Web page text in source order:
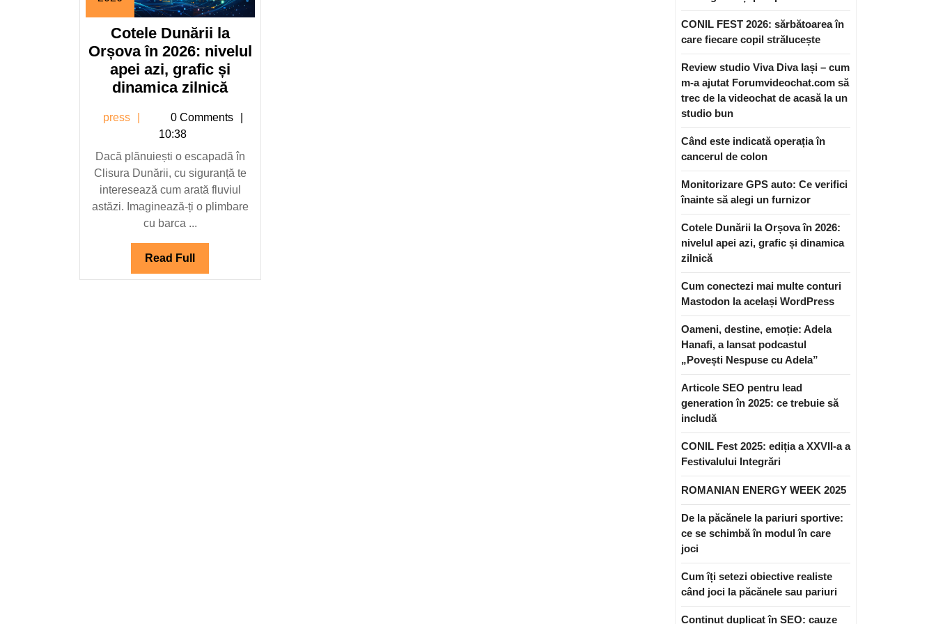
februarie
2026
Cotele Dunării la
Orșova în 2026: nivelul
apei azi, grafic și
dinamica zilnicăCotele
la
în
2026:
nivelul
apei
dinamica
press press0 Comments
10:38
Dacă plănuiești o escapadă în
Clisura Dunării, cu siguranță te
interesează cum arată fluviul
astăzi. Imaginează-ți o plimbare
cu barca ...
Read Full Read
Full
CONIL FEST 2026: sărbătoarea în
care fiecare copil strălucește
Review studio Viva Diva Iași – cum
m-a ajutat Forumvideochat.com să
trec de la videochat de acasă la un
studio bun
Când este indicată operația în
cancerul de colon
Monitorizare GPS auto: Ce verifici
înainte să alegi un furnizor
Cotele Dunării la Orșova în 2026:
nivelul apei azi, grafic și dinamica
zilnică
Cum conectezi mai multe conturi
Mastodon la același WordPress
Oameni, destine, emoție: Adela
Hanafi, a lansat podcastul
„Povești Nespuse cu Adela”
Articole SEO pentru lead
generation în 2025: ce trebuie să
includă
CONIL Fest 2025: ediția a XXVII-a a
Festivalului Integrări
ROMANIAN ENERGY WEEK 2025
De la păcănele la pariuri sportive:
ce se schimbă în modul în care
joci
Cum îți setezi obiective realiste
când joci la păcănele sau pariuri
Conținut duplicat în SEO: cauze